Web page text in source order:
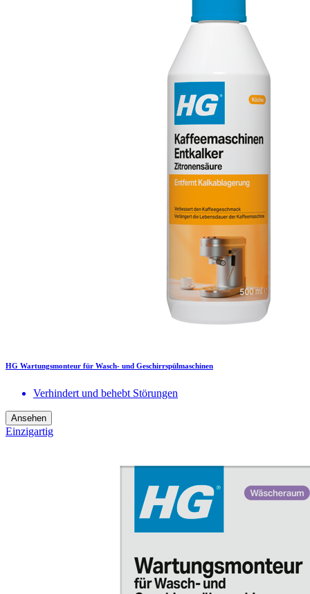
HG Wartungsmonteur für Wasch- und Geschirrspülmaschinen
Verhindert und behebt Störungen
Ansehen
Einzigartig